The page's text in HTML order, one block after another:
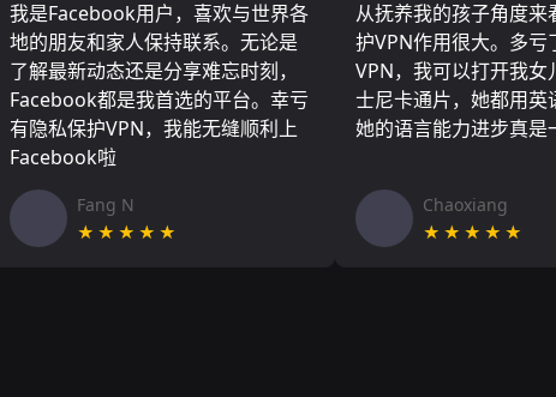
我是Facebook用户，喜欢与世界各
地的朋友和家人保持联系。无论是
了解最新动态还是分享难忘时刻，
Facebook都是我首选的平台。幸亏
有隐私保护VPN，我能无缝顺利上
Facebook啦
Fang N
★★★★★
从抚养我的孩子角度来
护VPN作用很大。多亏
VPN，我可以打开我女
士尼卡通片，她都用英
她的语言能力进步真是
Chaoxiang
★★★★★